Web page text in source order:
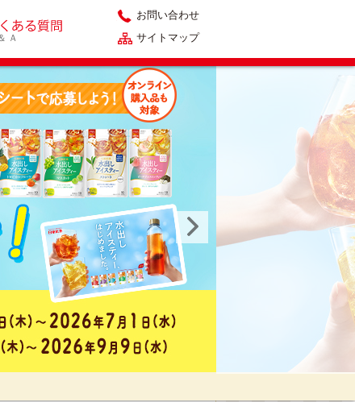
お問い合わせ
サイトマップ